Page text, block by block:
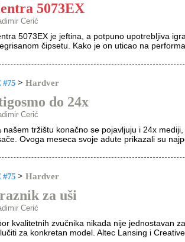
5073EX
Cerić
5073EX je jeftina, a potpuno upotrebljiva
čipsetu. Kako je on uticao na
#75 > Hardver
do 24x
Cerić
našem tržištu konačno se pojavljuju i 24x
Ovoga meseca svoje adute prikazali su
#75 > Hardver
za uši
Cerić
kvalitetnih zvučnika nikada nije jednostavan
za konkretan model. Altec Lansing i